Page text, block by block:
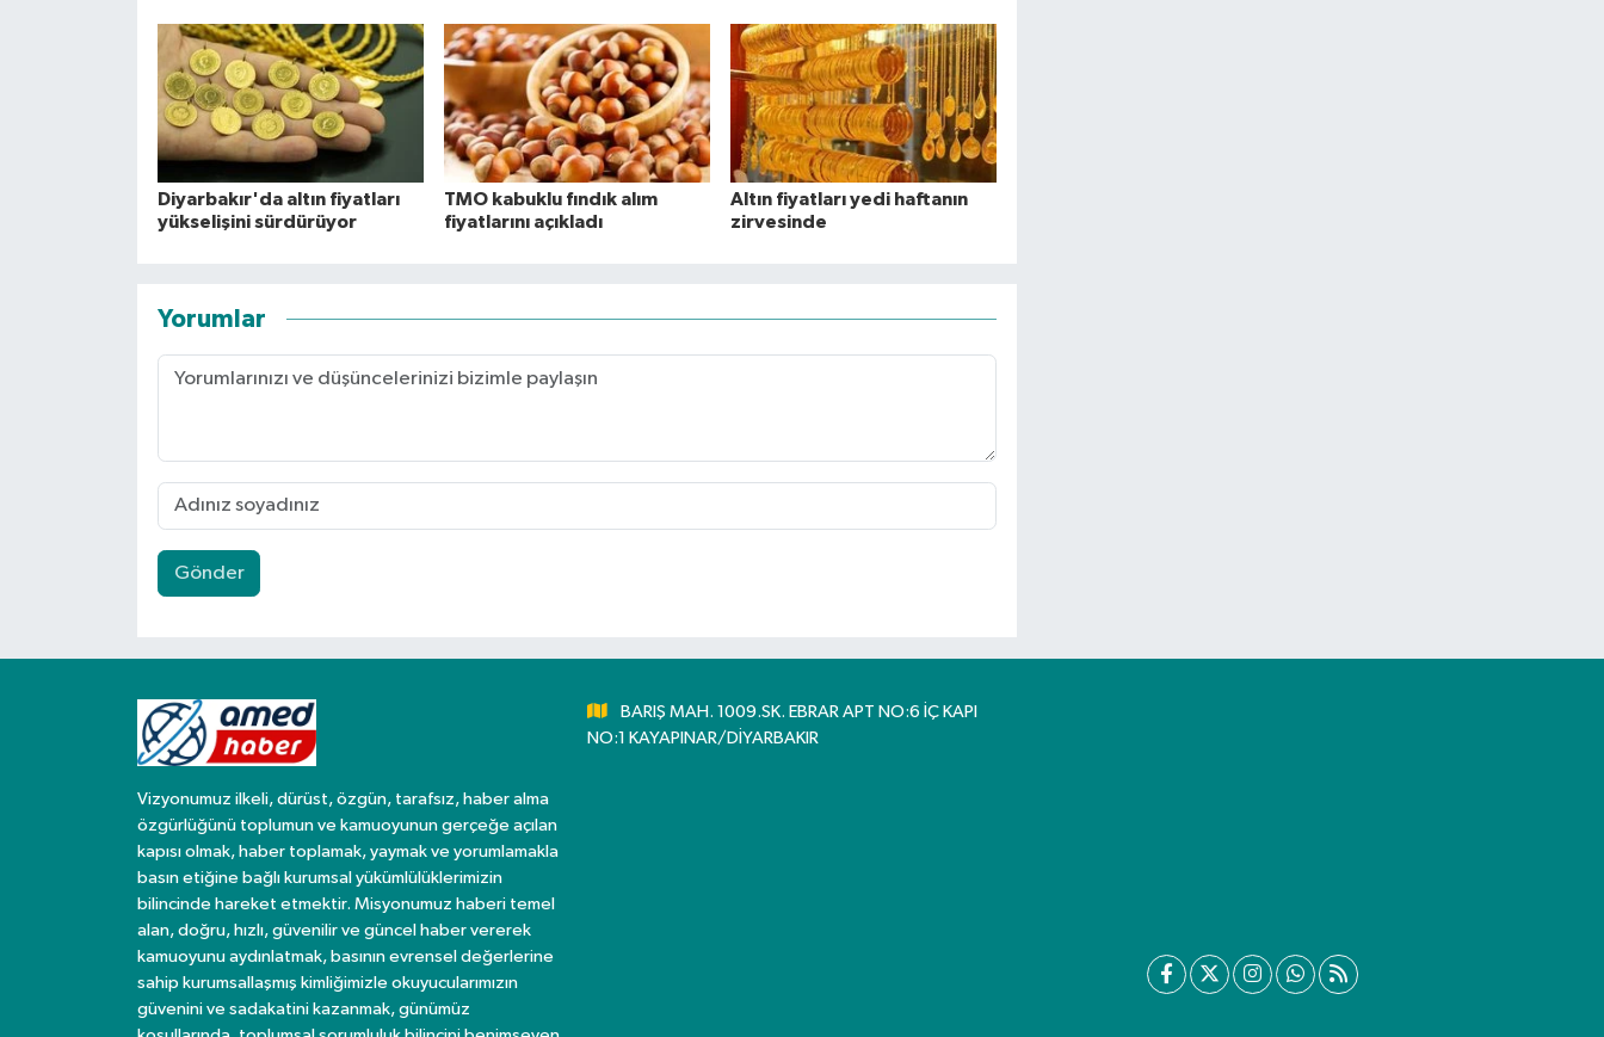
Diyarbakır'da altın fiyatları
yükselişini sürdürüyor
TMO kabuklu fındık alım
fiyatlarını açıkladı
Altın fiyatları yedi haftanın
zirvesinde
Yorumlar
Gönder
Vizyonumuz ilkeli, dürüst, özgün, tarafsız, haber alma
özgürlüğünü toplumun ve kamuoyunun gerçeğe açılan
kapısı olmak, haber toplamak, yaymak ve yorumlamakla
basın etiğine bağlı kurumsal yükümlülüklerimizin
bilincinde hareket etmektir. Misyonumuz haberi temel
alan, doğru, hızlı, güvenilir ve güncel haber vererek
kamuoyunu aydınlatmak, basının evrensel değerlerine
sahip kurumsallaşmış kimliğimizle okuyucularımızın
güvenini ve sadakatini kazanmak, günümüz
BARIŞ MAH. 1009.SK. EBRAR APT NO:6 İÇ KAPI
NO:1 KAYAPINAR/DİYARBAKIR